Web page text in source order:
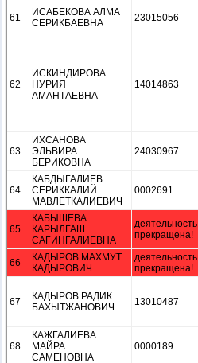
61
ИСАБЕКОВА АЛМА
СЕРИКБАЕВНА
23015056
62
ИСКИНДИРОВА
НУРИЯ
АМАНТАЕВНА
14014863
63
ИХСАНОВА
ЭЛЬВИРА
БЕРИКОВНА
24030967
64
КАБДЫГАЛИЕВ
СЕРИККАЛИЙ
МАВЛЕТКАЛИЕВИЧ
0002691
65
КАБЫШЕВА
КАРЫЛГАШ
САГИНГАЛИЕВНА
деятельность
прекращена!
66
КАДЫРОВ МАХМУТ
КАДЫРОВИЧ
деятельность
прекращена!
67
КАДЫРОВ РАДИК
БАХЫТЖАНОВИЧ
13010487
68
КАЖГАЛИЕВА
МАЙРА
САМЕНОВНА
0000189